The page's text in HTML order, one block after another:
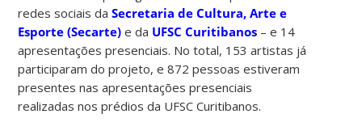
redes sociais daSecretaria de Cultura, Arte e
Esporte (Secarte) e da UFSC Curitibanos –e 14
apresentações presenciais. No total, 153 artistas já
participaram do projeto, e 872 pessoas estiveram
presentes nasapresentações presenciais
realizadas nos prédios da UFSC Curitibanos.